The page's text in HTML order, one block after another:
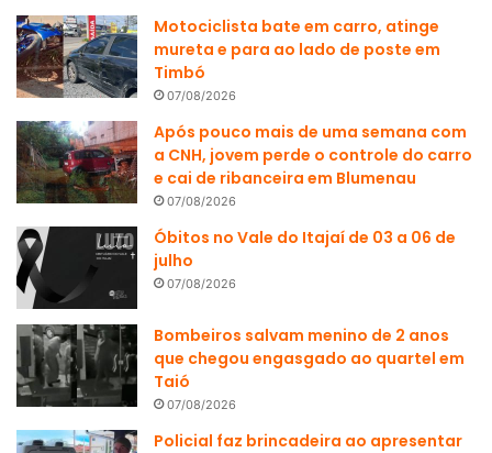
Motociclista bate em carro, atinge
mureta e para ao lado de poste em
Timbó
07/08/2026
Após pouco mais de uma semana com
a CNH, jovem perde o controle do carro
e cai de ribanceira em Blumenau
07/08/2026
Óbitos no Vale do Itajaí de 03 a 06 de
julho
07/08/2026
Bombeiros salvam menino de 2 anos
que chegou engasgado ao quartel em
Taió
07/08/2026
Policial faz brincadeira ao apresentar